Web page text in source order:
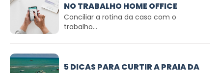
NO TRABALHO HOME OFFICE
Conciliar a rotina da casa com o
trabalho...
5 DICAS PARA CURTIR A PRAIA DA